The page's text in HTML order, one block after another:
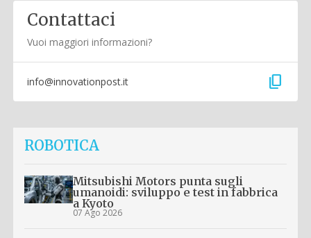
Contattaci
Vuoi maggiori informazioni?
info@innovationpost.it content_copy
ROBOTICA
Mitsubishi Motors punta sugli
umanoidi: sviluppo e test in fabbrica
a Kyoto
07 Ago 2026